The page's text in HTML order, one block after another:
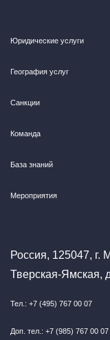
Юридические услуги
География услуг
Санкции
Команда
База знаний
Мероприятия
Россия, 125047, г.
Тверская-Ямская,
Тел.: +7 (495) 767 00 07
Доп. тел.: +7 (985) 767 00 07